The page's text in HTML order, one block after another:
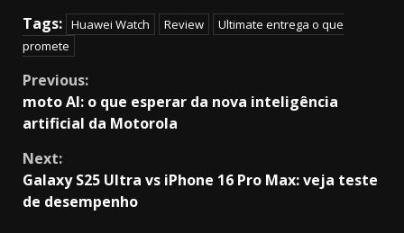
Tags: Huawei Watch Review
Ultimate entrega o que
promete
Continue
Reading
Previous:
moto AI: o que esperar da nova inteligência
artificial da Motorola
Next:
Galaxy S25 Ultra vs iPhone 16 Pro Max: veja teste
de desempenho